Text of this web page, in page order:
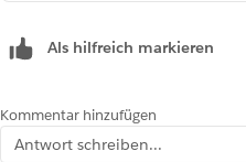
help others find the solution.
Als hilfreich markieren
Kommentar hinzufügen
Antwort schreiben...